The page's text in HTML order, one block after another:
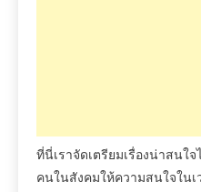
ที่นี่เราจัดเตรียมเรื่องน่าสนใ
คนในสังคมให้ความสนใจใน